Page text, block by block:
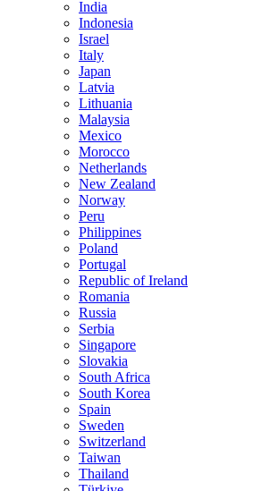
India
Indonesia
Israel
Italy
Japan
Latvia
Lithuania
Malaysia
Mexico
Morocco
Netherlands
New Zealand
Norway
Peru
Philippines
Poland
Portugal
Republic of Ireland
Romania
Russia
Serbia
Singapore
Slovakia
South Africa
South Korea
Spain
Sweden
Switzerland
Taiwan
Thailand